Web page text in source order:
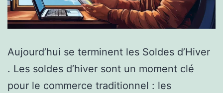
Aujourd’hui se terminent les Soldes d’Hiver
. Les soldes d’hiver sont un moment clé
pour le commerce traditionnel : les